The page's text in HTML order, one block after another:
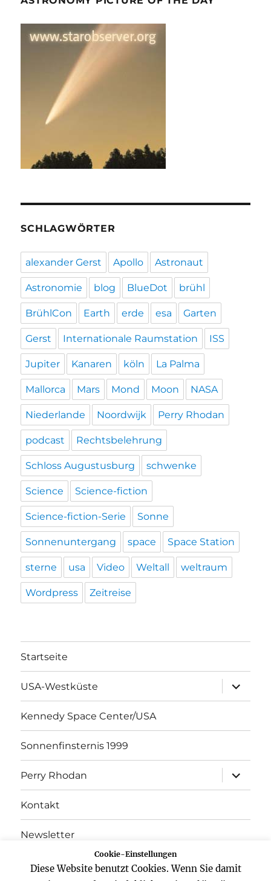
SCHLAGWÖRTER
alexander Gerst Apollo Astronaut
Astronomie blog BlueDot brühl
BrühlCon Earth erde esa Garten
Gerst Internationale Raumstation ISS
Jupiter Kanaren köln La Palma
Mallorca Mars Mond Moon NASA
Niederlande Noordwijk Perry Rhodan
podcast Rechtsbelehrung
Schloss Augustusburg schwenke
Science Science-fiction
Science-fiction-Serie Sonne
Sonnenuntergang space Space Station
sterne usa Video Weltall weltraum
Wordpress Zeitreise
Startseite
USA-Westküste
öffnen
Kennedy Space Center/USA
Sonnenfinsternis 1999
Perry Rhodan
öffnen
Kontakt
Newsletter
Datenschutz
Cookie-Einstellungen
Diese Website benutzt Cookies. Wenn Sie damit